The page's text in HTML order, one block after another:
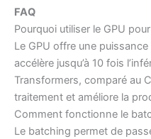
FAQ
Pourquoi utiliser le GPU
Le GPU offre une
accélère jusqu’à 10 fois
Transformers, comparé au
traitement et améliore la
Comment fonctionne le
Le batching permet de